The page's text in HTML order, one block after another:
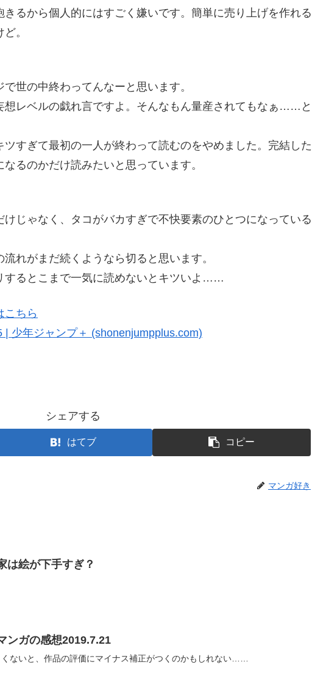
るから個人的にはすごく嫌いです。簡単に売り上げを作れる
。
世の中終わってんなーと思います。
想レベルの戯れ言ですよ。そんなもん量産されてもなぁ……と
すぎて最初の一人が終わって読むのをやめました。完結した
るのかだけ読みたいと思っています。
じゃなく、タコがバカすぎで不快要素のひとつになっている
れがまだ続くようなら切ると思います。
するとこまで一気に読めないとキツいよ……
こちら
少年ジャンプ＋ (shonenjumpplus.com)
シェアする
はてブ コピー
マンガ好き
は絵が下手すぎ？
ンガの感想2019.7.21
くないと、作品の評価にマイナス補正がつくのかもしれない……